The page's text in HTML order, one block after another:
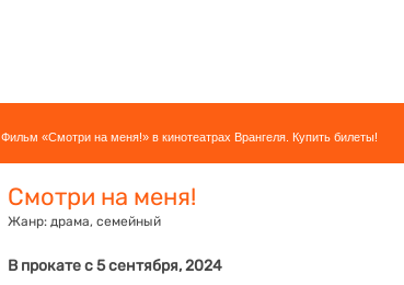
Фильм «Смотри на меня!» в кинотеатрах Врангеля. Купить билеты!
Смотри на меня!
Жанр: драма, семейный
В прокате с 5 сентября, 2024